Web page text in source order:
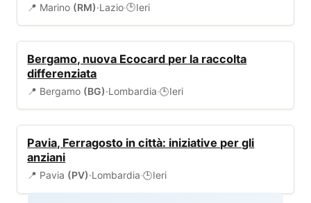
📍 Marino (RM)·Lazio·🕒Ieri
Bergamo, nuova Ecocard per la raccolta
differenziata
📍 Bergamo (BG)·Lombardia·🕒Ieri
Pavia, Ferragosto in città: iniziative per gli
anziani
📍 Pavia (PV)·Lombardia·🕒Ieri